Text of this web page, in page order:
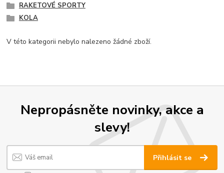
RAKETOVÉ SPORTY
KOLA
V této kategorii nebylo nalezeno žádné zboží.
Nepropásněte novinky, akce a
slevy!
Přihlásit se